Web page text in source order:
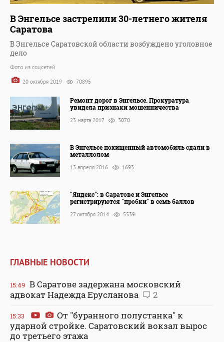
В Энгельсе застрелили 30-летнего жителя
Саратова
В Энгельсе Саратовской области возбуждено уголовное
дело
Фото из соцсетей
20 октября 2019 70895
Ремонт дорог в Энгельсе. Прокуратура
увидела признаки мошенничества
23 марта 2017 3070
В Энгельсе похищенный автомобиль сдали в
металлолом
13 апреля 2016 1693
"Яндекс": в Саратове и Энгельсе
регистрируются "пробки" в семь баллов
27 октября 2014 5539
ГЛАВНЫЕ НОВОСТИ
15:49 В Саратове задержана московский
адвокат Надежда Ерусланова
2
15:33
От "буранного полустанка" к
ударной стройке. Саратовский вокзал вырос
до третьего этажа